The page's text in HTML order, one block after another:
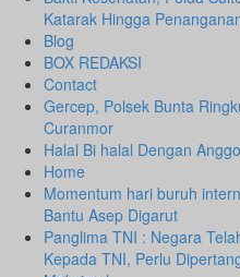
Katarak Hingga
Blog
BOX REDAKSI
Contact
Gercep, Polsek Bunta
Curanmor
Halal Bi halal Dengan
Home
Momentum hari buruh
Bantu Asep Digarut
Panglima TNI : Negara
Kepada TNI, Perlu